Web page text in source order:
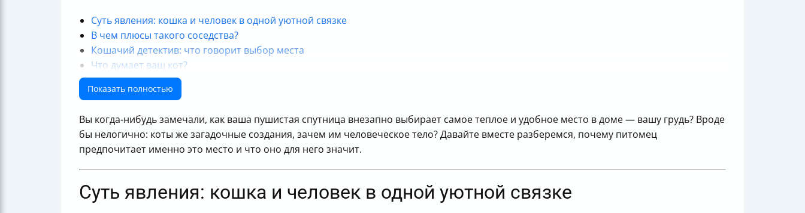
Суть явления: кошка и человек в одной уютной связке
В чем плюсы такого соседства?
Кошачий детектив: что говорит выбор места
Что думает ваш кот?
Но что делать, если кошка на груди — не всегда удобно?
Заключение: кошка на груди — это больше, чем просто удобство
Чек-лист для владельцев кошек, любящих спать на груди
Советы, как сделать совместный отдых максимально приятным
Показать полностью
Вы когда-нибудь замечали, как ваша пушистая спутница внезапно выбирает самое теплое и удобное место в доме — вашу грудь? Вроде
бы нелогично: коты же загадочные создания, зачем им человеческое тело? Давайте вместе разберемся, почему питомец
предпочитает именно это место и что оно для него значит.
Суть явления: кошка и человек в одной уютной связке